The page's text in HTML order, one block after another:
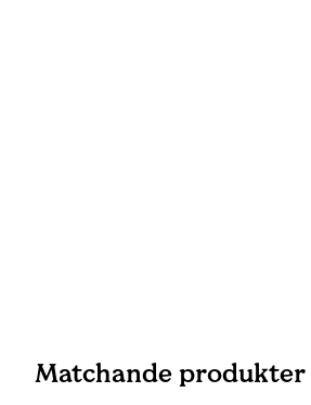
Matchande produkter